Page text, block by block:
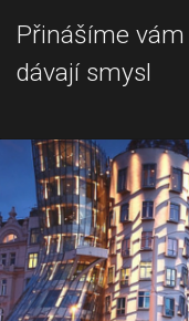
Přinášíme vám
dávají smysl